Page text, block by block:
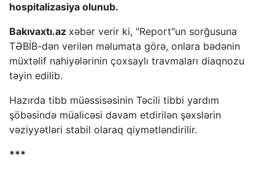
hospitalizasiya olunub.
Bakıvaxtı.az xəbər verir ki, "Report"un sorğusuna
TƏBİB-dən verilən məlumata görə, onlara bədənin
müxtəlif nahiyələrinin çoxsaylı travmaları diaqnozu
təyin edilib.
Hazırda tibb müəssisəsinin Təcili tibbi yardım
şöbəsində müalicəsi davam etdirilən şəxslərin
vəziyyətləri stabil olaraq qiymətləndirilir.
***